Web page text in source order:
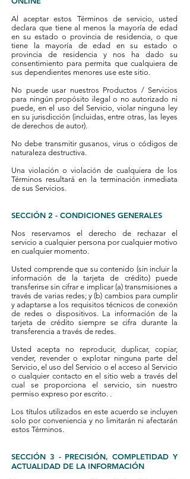
Al aceptar estos Términos de servicio, usted
declara que tiene al menos la mayoría de edad
en su estado o provincia de residencia, o que
tiene la mayoría de edad en su estado o
provincia de residencia y nos ha dado su
consentimiento para permita que cualquiera de
sus dependientes menores use este sitio.
No puede usar nuestros Productos / Servicios
para ningún propósito ilegal o no autorizado ni
puede, en el uso del Servicio, violar ninguna ley
en su jurisdicción (incluidas, entre otras, las leyes
de derechos de autor).
No debe transmitir gusanos, virus o códigos de
naturaleza destructiva.
Una violación o violación de cualquiera de los
Términos resultará en la terminación inmediata
de sus Servicios.
SECCIÓN 2 - CONDICIONES GENERALES
Nos reservamos el derecho de rechazar el
servicio a cualquier persona por cualquier motivo
en cualquier momento.
Usted comprende que su contenido (sin incluir la
información de la tarjeta de crédito) puede
transferirse sin cifrar e implicar (a) transmisiones a
través de varias redes; y (b) cambios para cumplir
y adaptarse a los requisitos técnicos de conexión
de redes o dispositivos. La información de la
tarjeta de crédito siempre se cifra durante la
transferencia a través de redes.
Usted acepta no reproducir, duplicar, copiar,
vender, revender o explotar ninguna parte del
Servicio, el uso del Servicio o el acceso al Servicio
o cualquier contacto en el sitio web a través del
cual se proporciona el servicio, sin nuestro
permiso expreso por escrito. .
Los títulos utilizados en este acuerdo se incluyen
solo por conveniencia y no limitarán ni afectarán
estos Términos.
SECCIÓN 3 - PRECISIÓN, COMPLETIDAD Y
ACTUALIDAD DE LA INFORMACIÓN